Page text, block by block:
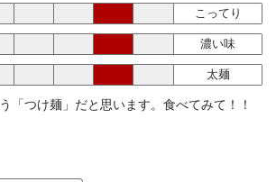
こってり
濃い味
太麺
「つけ麺」だと思います。食べてみて！！